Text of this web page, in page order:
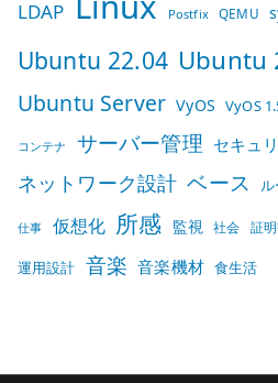
LDAP Postfix QEMU
Ubuntu 22.04 Ubuntu
Ubuntu Server VyOS VyOS
コンテナ サーバー管理 セキュ
ネットワーク設計 ベース
仕事 仮想化 所感 監視 社会 証
運用設計 音楽 音楽機材 食生活